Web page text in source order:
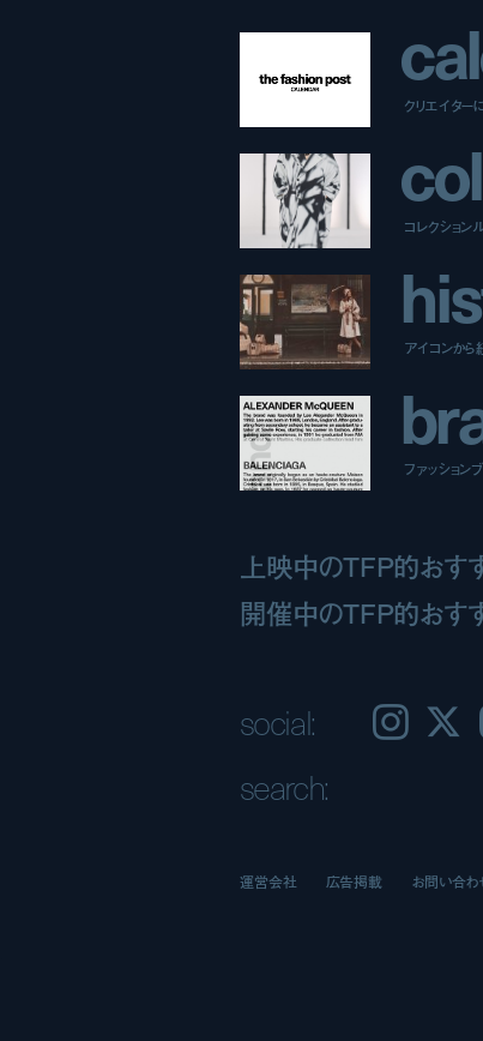
cal
クリエイター
col
コレクション
his
アイコンから
br
ファッション
上映中のTFP的おす
開催中のTFP的おす
social: Instagram 𝕏
search:
運営会社 広告掲載 お問い合わ